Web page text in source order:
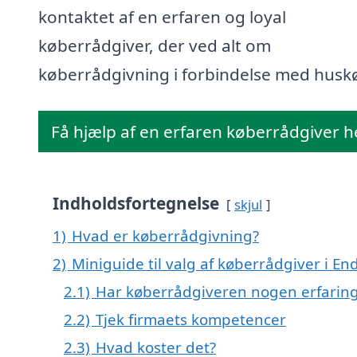
kontaktet af en erfaren og loyal
køberrådgiver, der ved alt om
køberrådgivning i forbindelse med
Få hjælp af en erfaren køberrådgiver
Indholdsfortegnelse skjul
1) Hvad er køberrådgivning?
2) Miniguide til valg af køberrådgiver i
2.1) Har køberrådgiveren nogen
2.2) Tjek firmaets kompetencer
2.3) Hvad koster det?